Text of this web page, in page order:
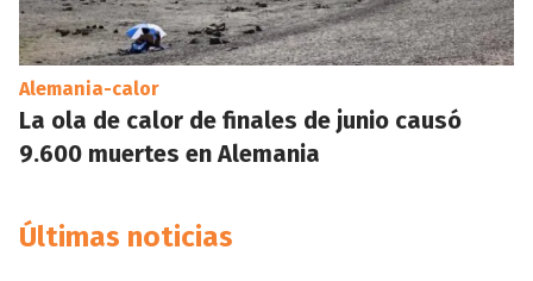
Alemania-calor
La ola de calor de finales de junio causó
9.600 muertes en Alemania
Últimas noticias